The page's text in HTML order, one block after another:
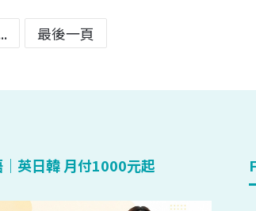
最後一頁
英日韓 月付1000元起